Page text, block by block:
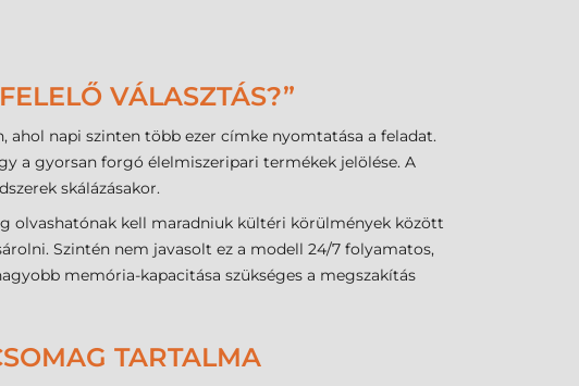
VÁLASZTÁS?”
ahol napi szinten több ezer címke nyomtatása a feladat.
a gyorsan forgó élelmiszeripari termékek jelölése. A
skálázásakor.
olvashatónak kell maradniuk kültéri körülmények között
Szintén nem javasolt ez a modell 24/7 folyamatos,
memória-kapacitása szükséges a megszakítás
TARTALMA